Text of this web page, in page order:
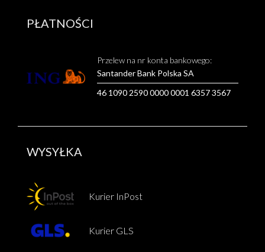
PŁATNOŚCI
Przelew na nr konta bankowego:
Santander Bank Polska SA
46 1090 2590 0000 0001 6357 3567
WYSYŁKA
Kurier InPost
Kurier GLS